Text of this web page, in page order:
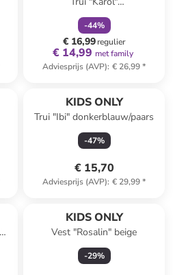
donkerblauw/lichtblauw
-44%
€ 16,99regulier
€ 14,99 met family
Adviesprijs (AVP): € 26,99*
KIDS ONLY
Trui "Ibi" donkerblauw/paars
-47%
€ 15,70
Adviesprijs (AVP): € 29,99*
KIDS ONLY
Vest "Rosalin" beige
-29%